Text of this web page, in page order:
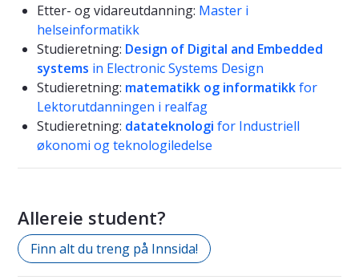
Etter- og vidareutdanning: Master i
helseinformatikk
Studieretning: Design of Digital and Embedded
systems in Electronic Systems Design
Studieretning: matematikk og informatikkfor
Lektorutdanningen i realfag
Studieretning: datateknologi for Industriell
økonomi og teknologiledelse
Allereie student?
Finn alt du treng på Innsida!